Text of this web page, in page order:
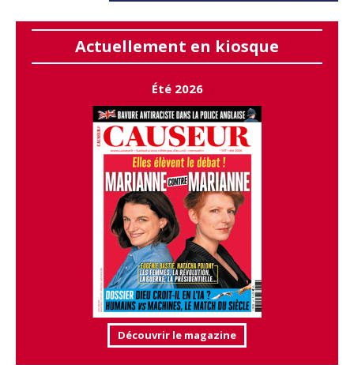
Actuellement en kiosque
Été 2026
Découvrir le magazine